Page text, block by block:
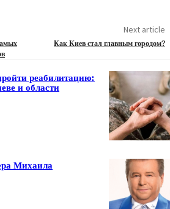
Next article
Как Киев стал главным городом?
реабилитацию:
и области
Михаила